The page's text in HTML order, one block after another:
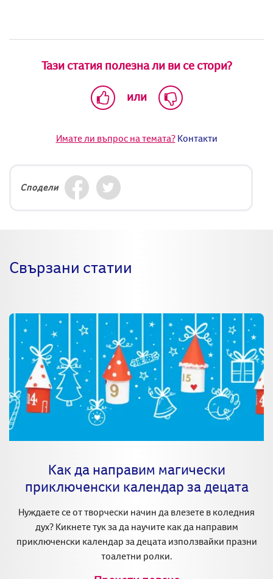
Тази статия полезна ли ви се стори?
или
Имате ли въпрос на темата?Контакти
Сподели
Свързани статии
Как да направим магически
приключенски календар за децата
Нуждаете се от творчески начин да влезете в коледния
дух? Кикнете тук за да научите как да направим
приключенски календар за децата използвайки празни
тоалетни ролки.